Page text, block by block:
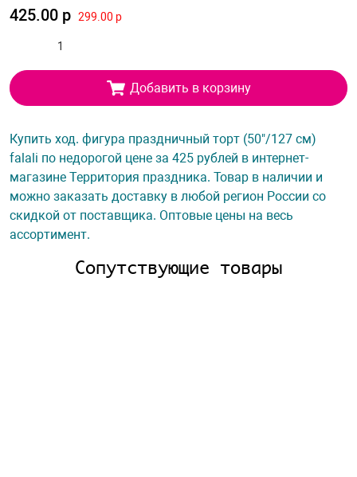
425.00 р 299.00 р
Добавить в корзину
Купить ход. фигура праздничный торт (50"/127 см)
falali по недорогой цене за 425 рублей в интернет-
магазине Территория праздника. Товар в наличии и
можно заказать доставку в любой регион России со
скидкой от поставщика. Оптовые цены на весь
ассортимент.
Сопутствующие товары